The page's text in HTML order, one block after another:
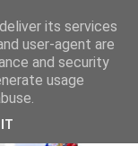
its services
user-agent are
and security
usage